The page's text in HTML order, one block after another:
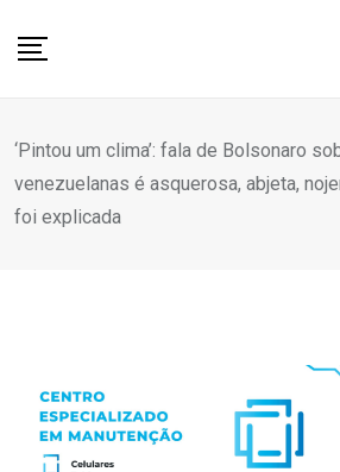
‘Pintou um clima’: fala de Bolsonaro
venezuelanas é asquerosa, abjeta,
foi explicada